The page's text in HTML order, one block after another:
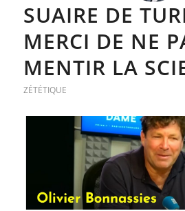
SUAIRE DE
MERCI DE NE
MENTIR LA
ZÉTÉTIQUE